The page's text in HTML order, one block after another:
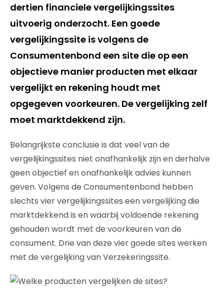
dertien financiele vergelijkingssites
uitvoerig onderzocht. Een goede
vergelijkingssite is volgens de
Consumentenbond een site die op een
objectieve manier producten met elkaar
vergelijkt en rekening houdt met
opgegeven voorkeuren. De vergelijking zelf
moet marktdekkend zijn.
Belangrijkste conclusie is dat veel van de
vergelijkingssites niet onafhankelijk zijn en derhalve
geen objectief en onafhankelijk advies kunnen
geven. Volgens de Consumentenbond hebben
slechts vier vergelijkingssites een vergelijking die
marktdekkend is en waarbij voldoende rekening
gehouden wordt met de voorkeuren van de
consument. Drie van deze vier goede sites werken
met de vergelijking van Verzekeringssite.